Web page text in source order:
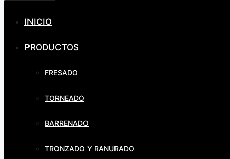
INICIO
PRODUCTOS
FRESADO
TORNEADO
BARRENADO
TRONZADO Y RANURADO